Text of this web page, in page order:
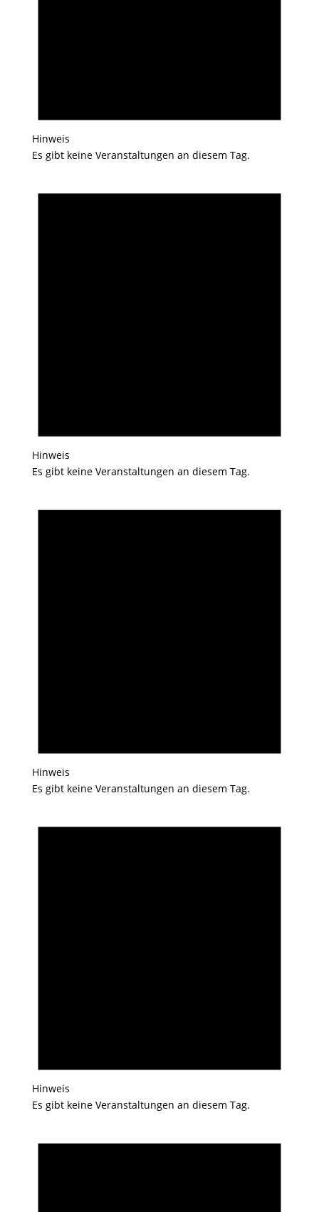
Hinweis
Es gibt keine Veranstaltungen an diesem Tag.
Hinweis
Es gibt keine Veranstaltungen an diesem Tag.
Hinweis
Es gibt keine Veranstaltungen an diesem Tag.
Hinweis
Es gibt keine Veranstaltungen an diesem Tag.